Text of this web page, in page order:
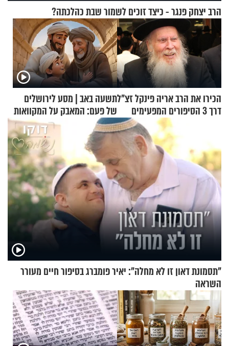
הרב יצחק פנגר - כיצד זוכים לשמור שבת כהלכתה?
הכירו את הרב אריה פינקל זצ"ל
דרך 3 הסיפורים המפעימים
תשעה באב | מסע לירושלים
של פעם: המאבק על המקוואות
"תסמונת דאון זו לא מחלה": יאיר פומברג בסיפור חיים מעורר
השראה